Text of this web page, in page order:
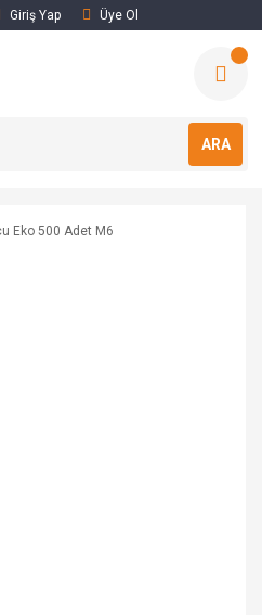
Giriş Yap Üye Ol
ARA